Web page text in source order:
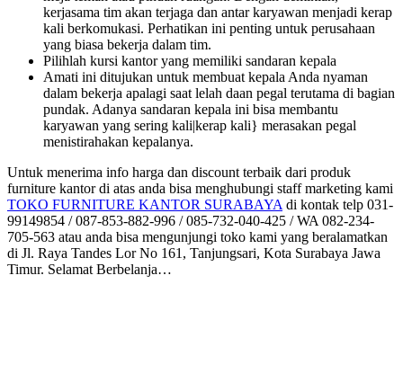
kerjasama tim akan terjaga dan antar karyawan menjadi kerap
kali berkomukasi. Perhatikan ini penting untuk perusahaan
yang biasa bekerja dalam tim.
Pilihlah kursi kantor yang memiliki sandaran kepala
Amati ini ditujukan untuk membuat kepala Anda nyaman
dalam bekerja apalagi saat lelah daan pegal terutama di bagian
pundak. Adanya sandaran kepala ini bisa membantu
karyawan yang sering kali|kerap kali} merasakan pegal
menistirahakan kepalanya.
Untuk menerima info harga dan discount terbaik dari produk
furniture kantor di atas anda bisa menghubungi staff marketing kami
TOKO FURNITURE KANTOR SURABAYA di kontak telp 031-
99149854 / 087-853-882-996 / 085-732-040-425 / WA 082-234-
705-563 atau anda bisa mengunjungi toko kami yang beralamatkan
di Jl. Raya Tandes Lor No 161, Tanjungsari, Kota Surabaya Jawa
Timur. Selamat Berbelanja…